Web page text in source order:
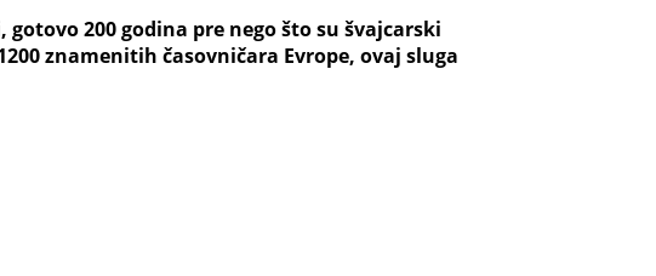
200 godina pre nego što su švajcarski
znamenitih časovničara Evrope, ovaj sluga